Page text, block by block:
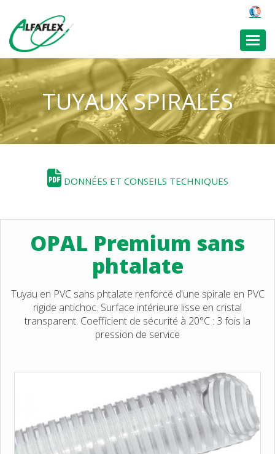
TUYAUX SPIRALÉS
DONNÉES ET CONSEILS TECHNIQUES
OPAL Premium sans
phtalate
Tuyau en PVC sans phtalate renforcé d'une spirale en PVC
rigide antichoc. Surface intérieure lisse en cristal
transparent. Coefficient de sécurité à 20°C : 3 fois la
pression de service